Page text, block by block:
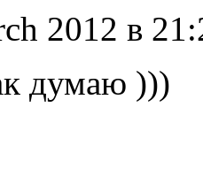
2012 в
думаю )))